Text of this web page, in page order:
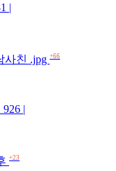
|
사친 .jpg +66
|
+23